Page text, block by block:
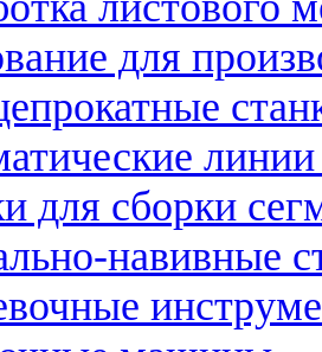
для
линии
для сборки
навивные